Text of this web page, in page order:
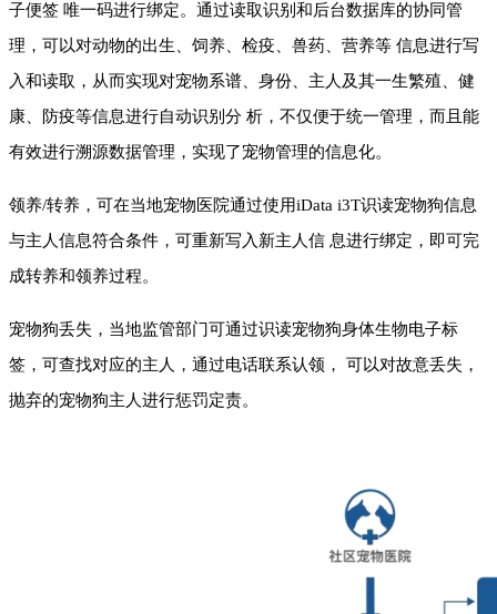
子便签 唯一码进行绑定。通过读取识别和后台数据库的协同管
理，可以对动物的出生、饲养、检疫、兽药、营养等 信息进行写
入和读取，从而实现对宠物系谱、身份、主人及其一生繁殖、健
康、防疫等信息进行自动识别分 析，不仅便于统一管理，而且能
有效进行溯源数据管理，实现了宠物管理的信息化。
领养/转养，可在当地宠物医院通过使用iData i3T识读宠物狗信息
与主人信息符合条件，可重新写入新主人信 息进行绑定，即可完
成转养和领养过程。
宠物狗丢失，当地监管部门可通过识读宠物狗身体生物电子标
签，可查找对应的主人，通过电话联系认领， 可以对故意丢失，
抛弃的宠物狗主人进行惩罚定责。